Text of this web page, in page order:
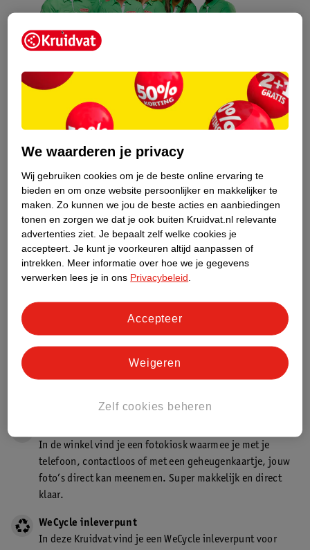
Kruidvat is een erkend specialist in
gezondheidsvraag ook is, stel hem aan
ons!
Stel je gezondheidsvraag
Ook in deze winkel
Kruidvat.nl ophaalpunt
winkel. Zo hoef je niet thuis te blijven voor de Kruidvat
Kruidvat is een gecertificeerd drogist. Dit betekent dat je
winkel én online!
In de winkel vind je een fotokiosk waarmee je met je
telefoon, contactloos of met een geheugenkaartje, jouw
foto’s direct kan meenemen. Super makkelijk en direct
klaar.
WeCycle inleverpunt
In deze Kruidvat vind je een WeCycle inleverpunt voor
We waarderen je privacy
Wij gebruiken cookies om je de beste online ervaring te
bieden en om onze website persoonlijker en makkelijker te
maken. Zo kunnen we jou de beste acties en aanbiedingen
tonen en zorgen we dat je ook buiten Kruidvat.nl relevante
advertenties ziet. Je bepaalt zelf welke cookies je
accepteert. Je kunt je voorkeuren altijd aanpassen of
intrekken.
Meer informatie over hoe we je gegevens
verwerken lees je in ons Privacybeleid
Zelf cookies beheren
Weigeren
Accepteer